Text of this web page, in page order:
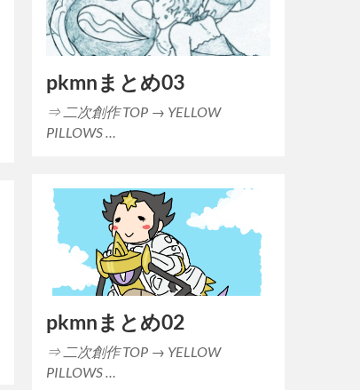
pkmnまとめ03
⇒ 二次創作 TOP → YELLOW
PILLOWS …
pkmnまとめ02
⇒ 二次創作 TOP → YELLOW
PILLOWS …